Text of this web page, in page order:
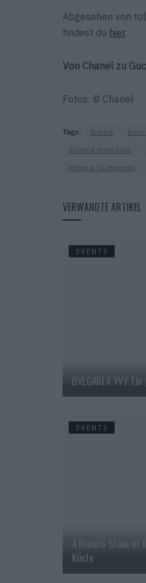
Abgesehen von
findest du hier.
Von Chanel zu
Fotos: © Chanel
Tags: Berlin
Josefa Heinsius
Milena Tscharntk
VERWANDTE ARTIKEL
EVENTS
BVLGARI X YVY:
EVENTS
A Riviera State of
Küste